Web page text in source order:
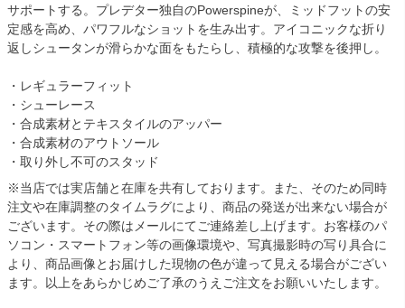
サポートする。プレデター独自のPowerspineが、ミッドフットの安
定感を高め、パワフルなショットを生み出す。アイコニックな折り
返しシュータンが滑らかな面をもたらし、積極的な攻撃を後押し。
・レギュラーフィット
・シューレース
・合成素材とテキスタイルのアッパー
・合成素材のアウトソール
・取り外し不可のスタッド
※当店では実店舗と在庫を共有しております。また、そのため同時
注文や在庫調整のタイムラグにより、商品の発送が出来ない場合が
ございます。その際はメールにてご連絡差し上げます。お客様のパ
ソコン・スマートフォン等の画像環境や、写真撮影時の写り具合に
より、商品画像とお届けした現物の色が違って見える場合がござい
ます。以上をあらかじめご了承のうえご注文をお願いいたします。